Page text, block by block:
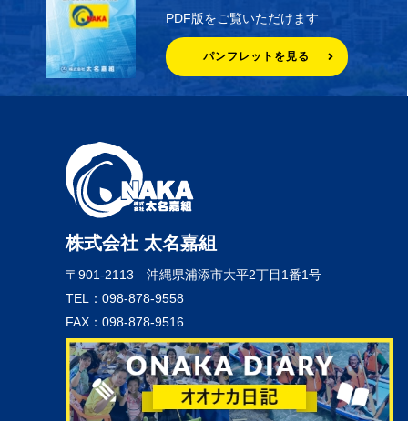
PDF版をご覧いただけます
パンフレットを見る
株式会社 太名嘉組
〒901-2113 沖縄県浦添市大平2丁目1番1号
TEL：098-878-9558
FAX：098-878-9516